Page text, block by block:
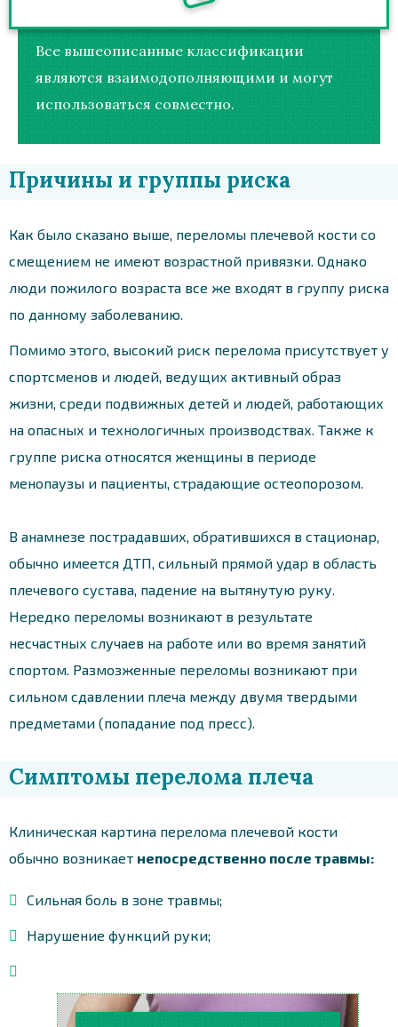
Все вышеописанные классификации
являются взаимодополняющими и могут
использоваться совместно.
Причины и группы риска
Как было сказано выше, переломы плечевой кости со
смещением не имеют возрастной привязки. Однако
люди пожилого возраста все же входят в группу риска
по данному заболеванию.
Помимо этого, высокий риск перелома присутствует у
спортсменов и людей, ведущих активный образ
жизни, среди подвижных детей и людей, работающих
на опасных и технологичных производствах. Также к
группе риска относятся женщины в периоде
менопаузы и пациенты, страдающие остеопорозом.
В анамнезе пострадавших, обратившихся в стационар,
обычно имеется ДТП, сильный прямой удар в область
плечевого сустава, падение на вытянутую руку.
Нередко переломы возникают в результате
несчастных случаев на работе или во время занятий
спортом. Размозженные переломы возникают при
сильном сдавлении плеча между двумя твердыми
предметами (попадание под пресс).
Симптомы перелома плеча
Клиническая картина перелома плечевой кости
обычно возникает непосредственно после травмы:
Сильная боль в зоне травмы;
Нарушение функций руки;